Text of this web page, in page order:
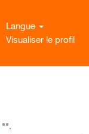
Langue
Visualiser le profil
"".